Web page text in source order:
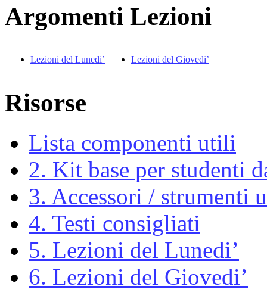
Argomenti Lezioni
Lezioni del Lunedi’ Lezioni del Giovedi’
Risorse
Lista componenti utili
2. Kit base per studenti
3. Accessori / strumenti
4. Testi consigliati
5. Lezioni del Lunedi’
6. Lezioni del Giovedi’